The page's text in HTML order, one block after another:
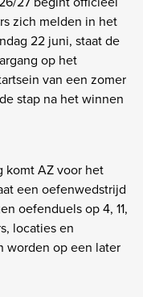
zich melden in het
22 juni, staat de
op het
van een zomer
stap na het winnen
komt AZ voor het
een oefenwedstrijd
oefenduels op 4, 11,
locaties en
worden op een later